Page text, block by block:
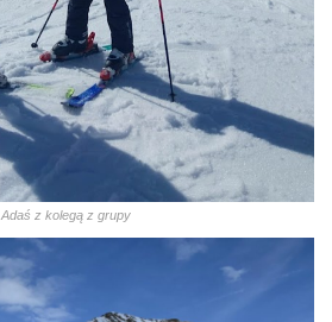
Adaś z kolegą z grupy